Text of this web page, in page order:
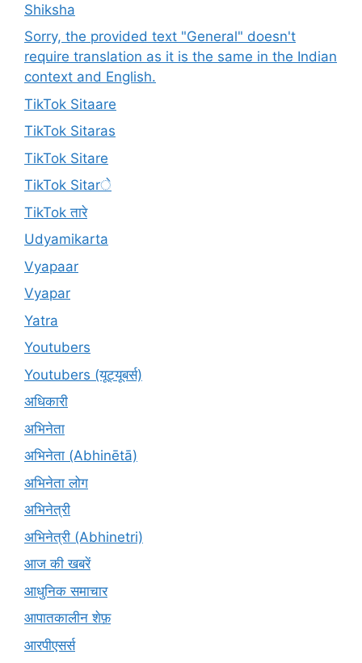
Shiksha
Sorry, the provided text "General" doesn't
require translation as it is the same in the Indian
context and English.
TikTok Sitaare
TikTok Sitaras
TikTok Sitare
TikTok Sitarे
TikTok तारे
Udyamikarta
Vyapaar
Vyapar
Yatra
Youtubers
Youtubers (यूट्यूबर्स)
अधिकारी
अभिनेता
अभिनेता (Abhinētā)
अभिनेता लोग
अभिनेत्री
अभिनेत्री (Abhinetri)
आज की खबरें
आधुनिक समाचार
आपातकालीन शेफ़
आरपीएसर्स